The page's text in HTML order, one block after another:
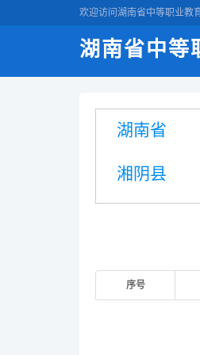
欢迎访问湖南省中等职业教
湖南省中等
湖南省
湘阴县
序号